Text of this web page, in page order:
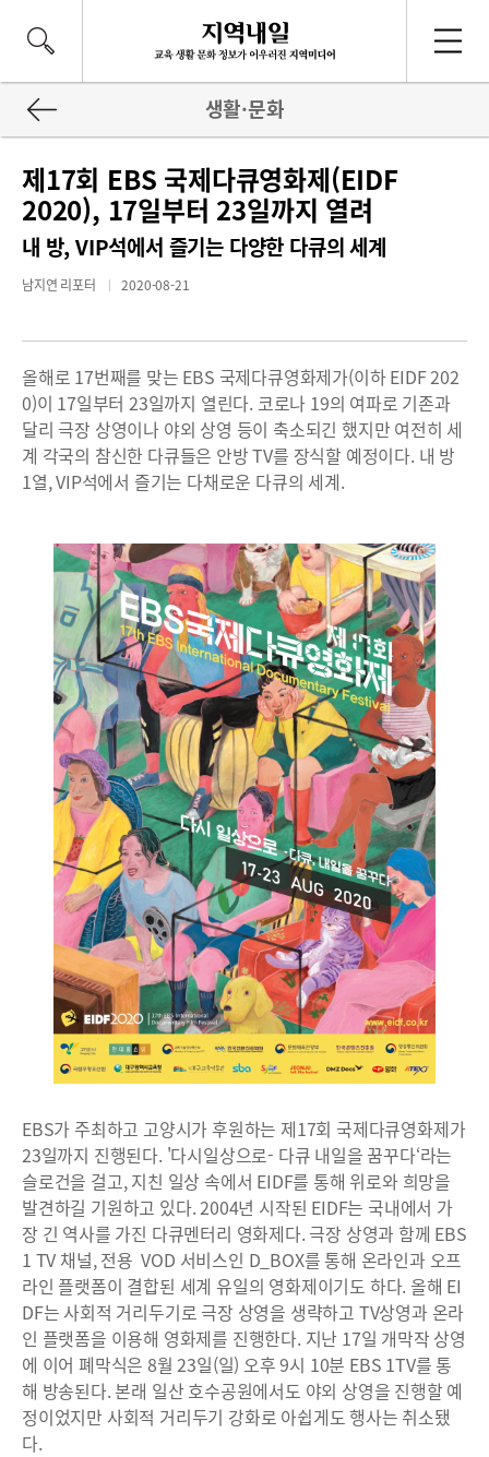
생활·문화
제17회 EBS 국제다큐영화제(EIDF
2020), 17일부터 23일까지 열려
내 방, VIP석에서 즐기는 다양한 다큐의 세계
남지연 리포터 2020-08-21
올해로 17번째를 맞는 EBS 국제다큐영화제가(이하 EIDF 202
0)이 17일부터 23일까지 열린다. 코로나 19의 여파로 기존과
달리 극장 상영이나 야외 상영 등이 축소되긴 했지만 여전히 세
계 각국의 참신한 다큐들은 안방 TV를 장식할 예정이다. 내 방
1열, VIP석에서 즐기는 다채로운 다큐의 세계.
EBS가 주최하고 고양시가 후원하는 제17회 국제다큐영화제가
23일까지 진행된다. '다시일상으로- 다큐 내일을 꿈꾸다‘라는
슬로건을 걸고, 지친 일상 속에서 EIDF를 통해 위로와 희망을
발견하길 기원하고 있다. 2004년 시작된 EIDF는 국내에서 가
장 긴 역사를 가진 다큐멘터리 영화제다. 극장 상영과 함께 EBS
1 TV 채널, 전용 VOD 서비스인 D_BOX를 통해 온라인과 오프
라인 플랫폼이 결합된 세계 유일의 영화제이기도 하다. 올해 EI
DF는 사회적 거리두기로 극장 상영을 생략하고 TV상영과 온라
인 플랫폼을 이용해 영화제를 진행한다. 지난 17일 개막작 상영
에 이어 폐막식은 8월 23일(일) 오후 9시 10분 EBS 1TV를 통
해 방송된다. 본래 일산 호수공원에서도 야외 상영을 진행할 예
정이었지만 사회적 거리두기 강화로 아쉽게도 행사는 취소됐
다.